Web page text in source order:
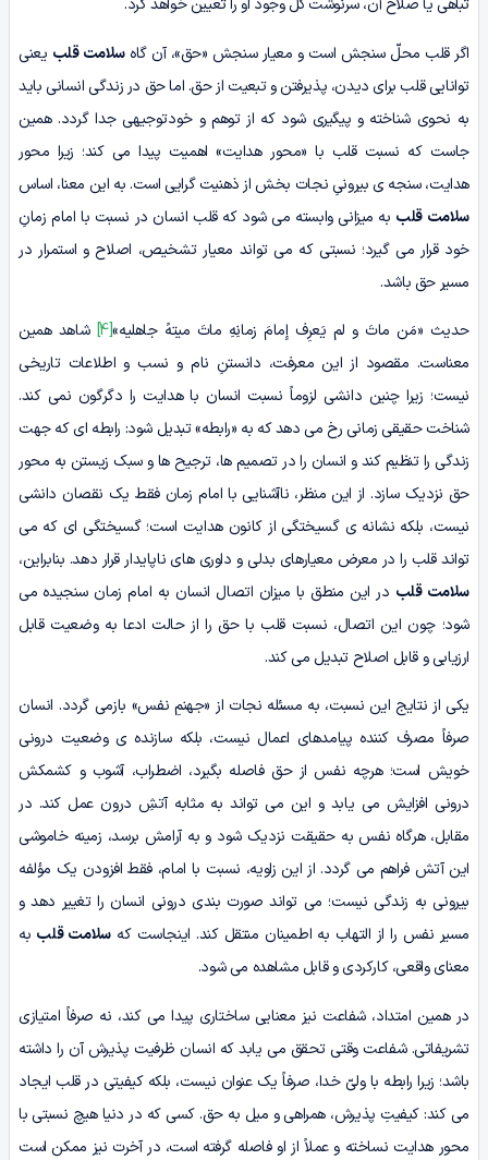
تباهی یا صلاح آن، سرنوشت کل وجود او را تعیین خواهد کرد.
اگر قلب محلّ سنجش است و معیار سنجش «حق»، آن گاه سلامت قلب یعنی
توانایی قلب برای دیدن، پذیرفتن و تبعیت از حق. اما حق در زندگی انسانی باید
به نحوی شناخته و پیگیری شود که از توهم و خودتوجیهی جدا گردد. همین
جاست که نسبت قلب با «محور هدایت» اهمیت پیدا می کند؛ زیرا محور
هدایت، سنجه ی بیرونیِ نجات بخش از ذهنیت گرایی است. به این معنا، اساس
سلامت قلب به میزانی وابسته می شود که قلب انسان در نسبت با امام زمانِ
خود قرار می گیرد؛ نسبتی که می تواند معیار تشخیص، اصلاح و استمرار در
مسیر حق باشد.
حدیث «مَن ماتَ و لم یَعرِف إمامَ زمانِهِ ماتَ میتهً جاهلیه»[4]
شاهد همین
معناست. مقصود از این معرفت، دانستنِ نام و نسب و اطلاعات تاریخی
نیست؛ زیرا چنین دانشی لزوماً نسبت انسان با هدایت را دگرگون نمی کند.
شناخت حقیقی زمانی رخ می دهد که به «رابطه» تبدیل شود: رابطه ای که جهت
زندگی را تنظیم کند و انسان را در تصمیم ها، ترجیح ها و سبک زیستن به محور
حق نزدیک سازد. از این منظر، ناآشنایی با امام زمان فقط یک نقصان دانشی
نیست، بلکه نشانه ی گسیختگی از کانون هدایت است؛ گسیختگی ای که می
تواند قلب را در معرض معیارهای بدلی و داوری های ناپایدار قرار دهد. بنابراین،
سلامت قلب در این منطق با میزان اتصال انسان به امام زمان سنجیده می
شود؛ چون این اتصال، نسبت قلب با حق را از حالت ادعا به وضعیت قابل
ارزیابی و قابل اصلاح تبدیل می کند.
یکی از نتایج این نسبت، به مسئله نجات از «جهنمِ نفس» بازمی گردد. انسان
صرفاً مصرف کننده پیامدهای اعمال نیست، بلکه سازنده ی وضعیت درونی
خویش است؛ هرچه نفس از حق فاصله بگیرد، اضطراب، آشوب و کشمکش
درونی افزایش می یابد و این می تواند به مثابه آتشِ درون عمل کند. در
مقابل، هرگاه نفس به حقیقت نزدیک شود و به آرامش برسد، زمینه خاموشی
این آتش فراهم می گردد. از این زاویه، نسبت با امام، فقط افزودن یک مؤلفه
بیرونی به زندگی نیست؛ می تواند صورت بندی درونی انسان را تغییر دهد و
مسیر نفس را از التهاب به اطمینان منتقل کند. اینجاست کهسلامت قلب به
معنای واقعی، کارکردی و قابل مشاهده می شود.
در همین امتداد، شفاعت نیز معنایی ساختاری پیدا می کند، نه صرفاً امتیازی
تشریفاتی. شفاعت وقتی تحقق می یابد که انسان ظرفیت پذیرش آن را داشته
باشد؛ زیرا رابطه با ولیّ خدا، صرفاً یک عنوان نیست، بلکه کیفیتی در قلب ایجاد
می کند: کیفیتِ پذیرش، همراهی و میل به حق. کسی که در دنیا هیچ نسبتی با
محور هدایت نساخته و عملاً از او فاصله گرفته است، در آخرت نیز ممکن است